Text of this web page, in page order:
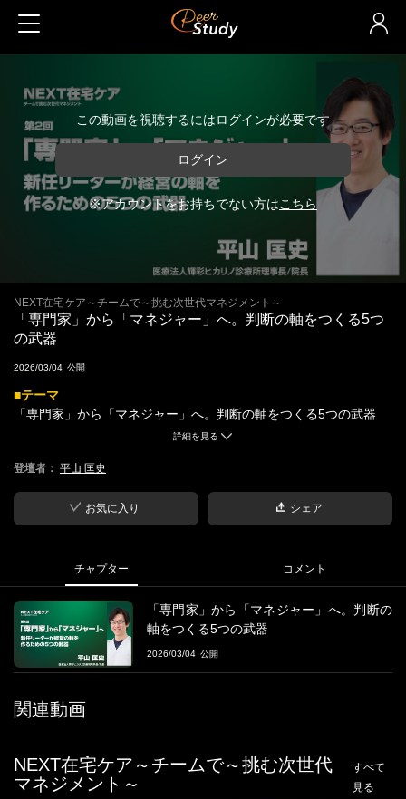
この動画を視聴するにはログインが必要です
ログイン
※アカウントをお持ちでない方はこちら
NEXT在宅ケア～チームで～挑む次世代マネジメント～
「専門家」から「マネジャー」へ。判断の軸をつくる5つ
の武器
2026/03/04
■テーマ
「専門家」から「マネジャー」へ。判断の軸をつくる5つの武器
専門職として現場を支えてきた人が、ある日突然「チームを率い
る立場」になる――。本セミナーでは、若くしてリーダーを求め
られ、正解のない経営や人のマネジメントに悩んできた実体験を
もとに、
します。読書を通じて得た「経営の軸」「人を選び、動かす視
点」「チームの知恵を引き出す技術」など、
現場ですぐに使える5つの武器を紹介し、新任リーダーが孤独に陥
らず、一歩踏み出すためのヒントを共有します。
■登壇者
医療法人輝彩ヒカリノ診療所理事長/院長
「自分が動かないと回らない」
在宅医療の現場で、そんな状態に限界を感じていませんか。
詳細を見る
登壇者： 平山 匡史
お気に入り シェア
チャプター コメント
「専門家」から「マネジャー」へ。判断の
軸をつくる5つの武器
2026/03/04
関連動画
NEXT在宅ケア～チームで～挑む次世代
マネジメント～
すべて
見る